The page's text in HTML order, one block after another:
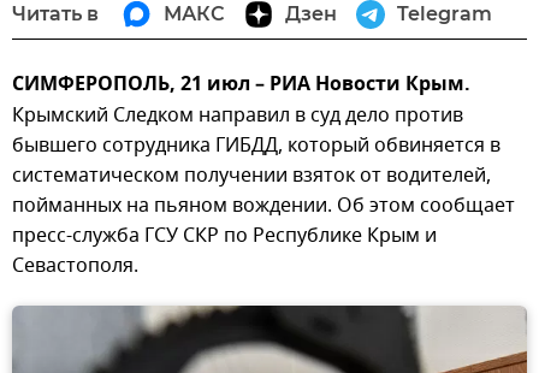
Читать в МАКС Дзен Telegram
СИМФЕРОПОЛЬ, 21 июл – РИА Новости Крым.
Крымский Следком направил в суд дело против
бывшего сотрудника ГИБДД, который обвиняется в
систематическом получении взяток от водителей,
пойманных на пьяном вождении. Об этом сообщает
пресс-служба ГСУ СКР по Республике Крым и
Севастополя.